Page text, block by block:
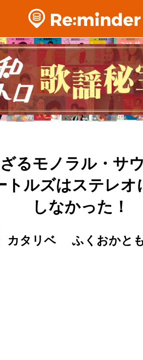
るモノラル・サ
トルズはステレオ
しなかった！
カタリベ ふくおかと